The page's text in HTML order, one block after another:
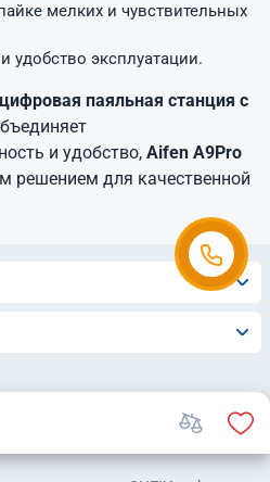
мелких и чувствительных
удобство эксплуатации.
паяльная станция с
и удобство, Aifen A9Pro
решением для качественной
магазин «Automatica»